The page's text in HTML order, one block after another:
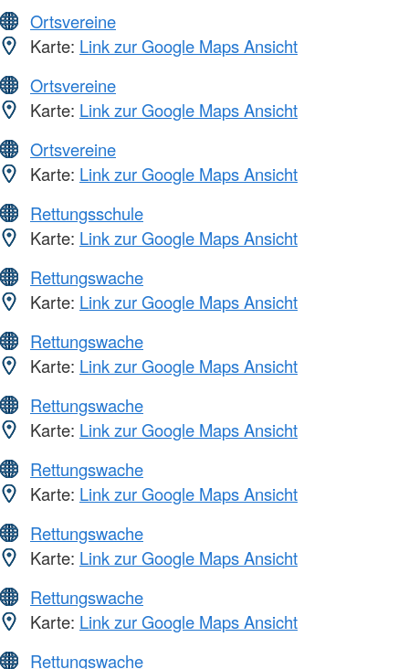
Ortsvereine
Karte: Link zur Google Maps Ansicht
Ortsvereine
Karte: Link zur Google Maps Ansicht
Ortsvereine
Karte: Link zur Google Maps Ansicht
Rettungsschule
Karte: Link zur Google Maps Ansicht
Rettungswache
Karte: Link zur Google Maps Ansicht
Rettungswache
Karte: Link zur Google Maps Ansicht
Rettungswache
Karte: Link zur Google Maps Ansicht
Rettungswache
Karte: Link zur Google Maps Ansicht
Rettungswache
Karte: Link zur Google Maps Ansicht
Rettungswache
Karte: Link zur Google Maps Ansicht
Rettungswache